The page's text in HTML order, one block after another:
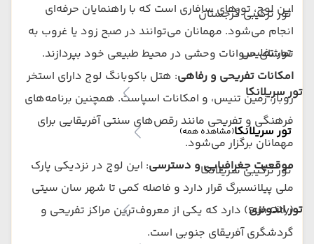
تور ترکیبی گرجستان
تور تفلیس
تور سریلانکا
تور سریلانکا(مشاهده همه)
تور ترکیبی سریلانکا
تور اندونزی
این لوج، تورهای سافاری است که با راهنمایان حرفه‌ای
انجام می‌شود. مهمانان می‌توانند در صبح زود یا غروب به
تماشای حیوانات وحشی در محیط طبیعی خود بپردازند.
امکانات تفریحی و رفاهی: هتل باکوبانگ لوج دارای استخر
روباز، زمین تنیس، و امکانات اسپاست. همچنین برنامه‌های
فرهنگی و تفریحی مانند رقص‌های سنتی آفریقایی برای
مهمانان برگزار می‌شود.
موقعیت جغرافیایی و دسترسی: این لوج در نزدیکی پارک
ملی پیلانسبرگ قرار دارد و فاصله کمی تا شهر سان سیتی
(Sun City) دارد که یکی از معروف‌ترین مراکز تفریحی و
گردشگری آفریقای جنوبی است.